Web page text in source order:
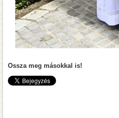
Ossza meg másokkal is!